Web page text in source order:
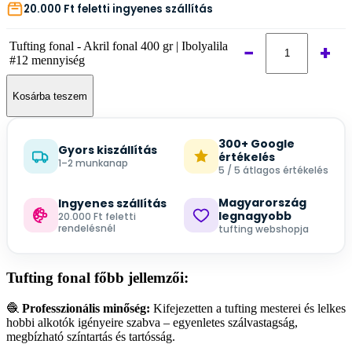
20.000 Ft feletti ingyenes szállítás
Tufting fonal - Akril fonal 400 gr | Ibolyalila
#12 mennyiség
− +
Kosárba teszem
Gyors kiszállítás
1–2 munkanap
300+ Google
értékelés
5 / 5 átlagos értékelés
Ingyenes szállítás
20.000 Ft feletti
rendelésnél
Magyarország
legnagyobb
tufting webshopja
Tufting fonal főbb jellemzői:
🧶 Professzionális minőség: Kifejezetten a tufting mesterei és lelkes
hobbi alkotók igényeire szabva – egyenletes szálvastagság,
megbízható színtartás és tartósság.